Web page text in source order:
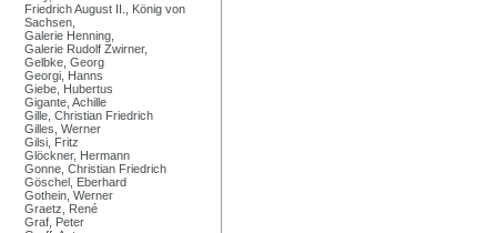
Friedrich August II., König von
Sachsen,
Galerie Henning,
Galerie Rudolf Zwirner,
Gelbke, Georg
Georgi, Hanns
Giebe, Hubertus
Gigante, Achille
Gille, Christian Friedrich
Gilles, Werner
Gilsi, Fritz
Glöckner, Hermann
Gonne, Christian Friedrich
Göschel, Eberhard
Gothein, Werner
Graetz, René
Graf, Peter